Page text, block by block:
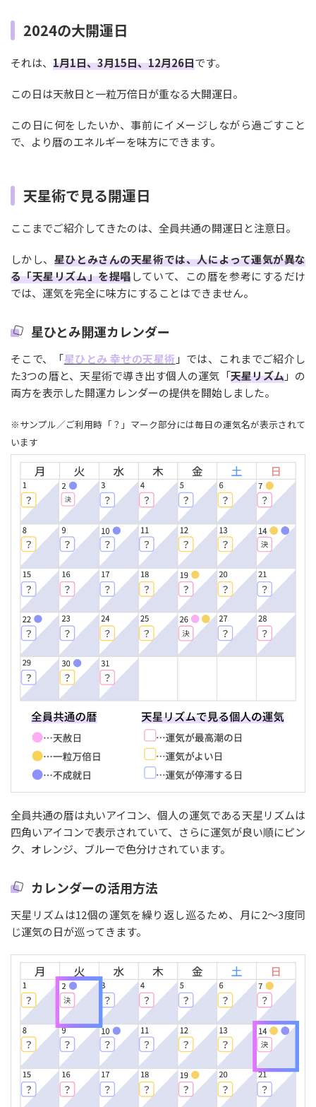
2024の大開運日
それは、 1月1日、3月15日、12月26日です。
この日は天赦日と一粒万倍日が重なる大開運日。
この日に何をしたいか、事前にイメージしながら過ごすこと
で、より暦のエネルギーを味方にできます。
天星術で見る開運日
ここまでご紹介してきたのは、全員共通の開運日と注意日。
しかし、 星ひとみさんの天星術では、人によって運気が異な
る「天星リズム」を提唱していて、この暦を参考にするだけ
では、運気を完全に味方にすることはできません。
星ひとみ開運カレンダー
そこで、「星ひとみ 幸せの天星術 」では、これまでご紹介し
た3つの暦と、天星術で導き出す個人の運気「天星リズム」の
両方を表示した開運カレンダーの提供を開始しました。
※サンプル／ご利用時「？」マーク部分には毎日の運気名が表示されて
います
全員共通の暦は丸いアイコン、個人の運気である天星リズムは
四角いアイコンで表示されていて、さらに運気が良い順にピン
ク、オレンジ、ブルーで色分けされています。
カレンダーの活用方法
天星リズムは12個の運気を繰り返し巡るため、月に2〜3度同
じ運気の日が巡ってきます。